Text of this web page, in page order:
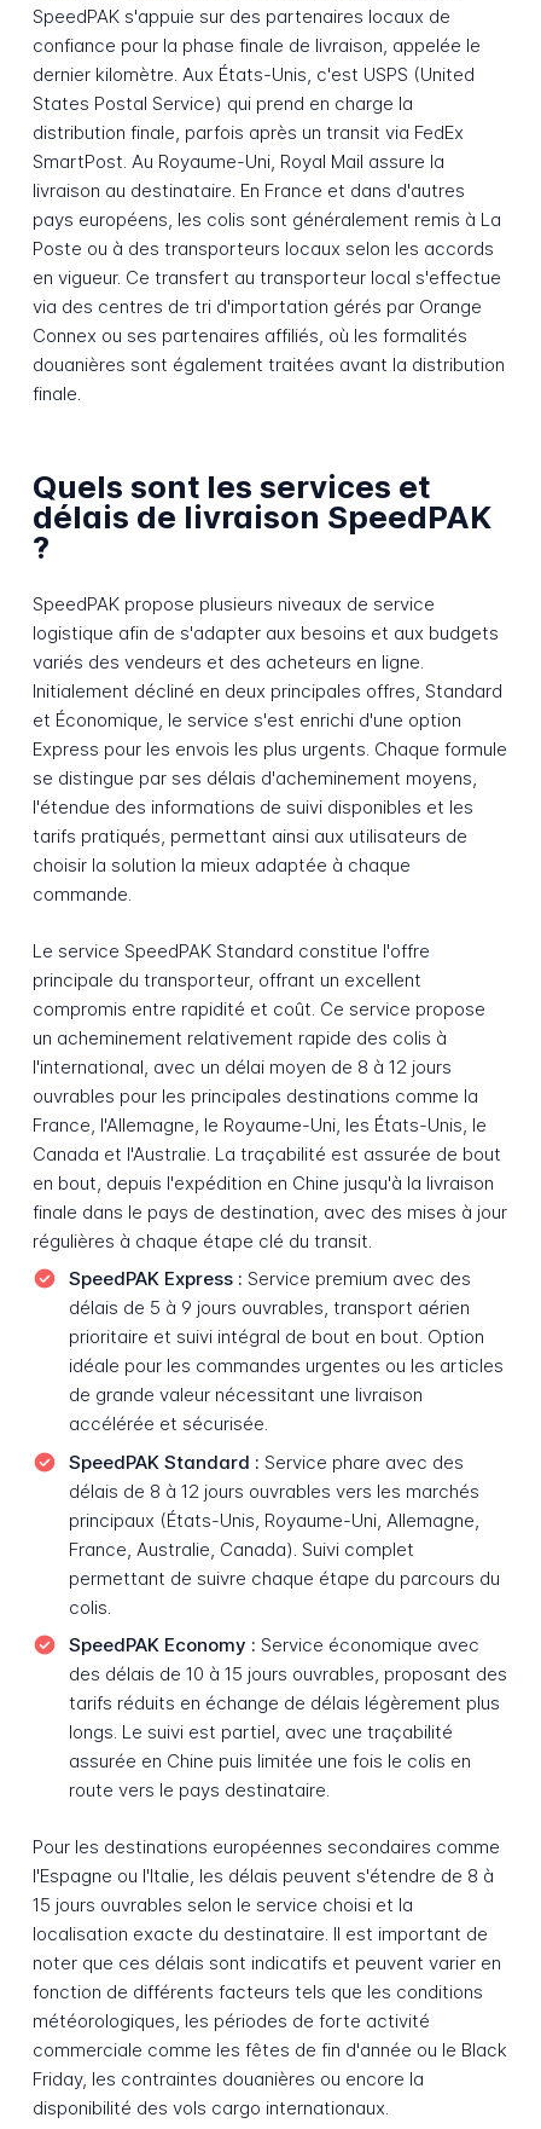
SpeedPAK s'appuie sur des partenaires locaux de
confiance pour la phase finale de livraison, appelée le
dernier kilomètre. Aux États-Unis, c'est USPS (United
States Postal Service) qui prend en charge la
distribution finale, parfois après un transit via FedEx
SmartPost. Au Royaume-Uni, Royal Mail assure la
livraison au destinataire. En France et dans d'autres
pays européens, les colis sont généralement remis à La
Poste ou à des transporteurs locaux selon les accords
en vigueur. Ce transfert au transporteur local s'effectue
via des centres de tri d'importation gérés par Orange
Connex ou ses partenaires affiliés, où les formalités
douanières sont également traitées avant la distribution
finale.
Quels sont les services et
délais de livraison SpeedPAK
?
SpeedPAK propose plusieurs niveaux de service
logistique afin de s'adapter aux besoins et aux budgets
variés des vendeurs et des acheteurs en ligne.
Initialement décliné en deux principales offres, Standard
et Économique, le service s'est enrichi d'une option
Express pour les envois les plus urgents. Chaque formule
se distingue par ses délais d'acheminement moyens,
l'étendue des informations de suivi disponibles et les
tarifs pratiqués, permettant ainsi aux utilisateurs de
choisir la solution la mieux adaptée à chaque
commande.
Le service SpeedPAK Standard constitue l'offre
principale du transporteur, offrant un excellent
compromis entre rapidité et coût. Ce service propose
un acheminement relativement rapide des colis à
l'international, avec un délai moyen de 8 à 12 jours
ouvrables pour les principales destinations comme la
France, l'Allemagne, le Royaume-Uni, les États-Unis, le
Canada et l'Australie. La traçabilité est assurée de bout
en bout, depuis l'expédition en Chine jusqu'à la livraison
finale dans le pays de destination, avec des mises à jour
régulières à chaque étape clé du transit.
SpeedPAK Express : Service premium avec des
délais de 5 à 9 jours ouvrables, transport aérien
prioritaire et suivi intégral de bout en bout. Option
idéale pour les commandes urgentes ou les articles
de grande valeur nécessitant une livraison
accélérée et sécurisée.
SpeedPAK Standard : Service phare avec des
délais de 8 à 12 jours ouvrables vers les marchés
principaux (États-Unis, Royaume-Uni, Allemagne,
France, Australie, Canada). Suivi complet
permettant de suivre chaque étape du parcours du
colis.
SpeedPAK Economy : Service économique avec
des délais de 10 à 15 jours ouvrables, proposant des
tarifs réduits en échange de délais légèrement plus
longs. Le suivi est partiel, avec une traçabilité
assurée en Chine puis limitée une fois le colis en
route vers le pays destinataire.
Pour les destinations européennes secondaires comme
l'Espagne ou l'Italie, les délais peuvent s'étendre de 8 à
15 jours ouvrables selon le service choisi et la
localisation exacte du destinataire. Il est important de
noter que ces délais sont indicatifs et peuvent varier en
fonction de différents facteurs tels que les conditions
météorologiques, les périodes de forte activité
commerciale comme les fêtes de fin d'année ou le Black
Friday, les contraintes douanières ou encore la
disponibilité des vols cargo internationaux.